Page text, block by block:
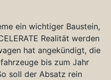
ein wichtiger Baustein,
Realität werden
hat angekündigt, die
bis zum Jahr
soll der Absatz rein